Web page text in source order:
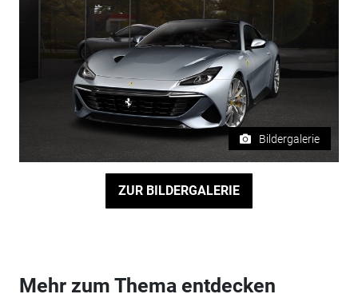
Bildergalerie
ZUR BILDERGALERIE
Mehr zum Thema entdecken